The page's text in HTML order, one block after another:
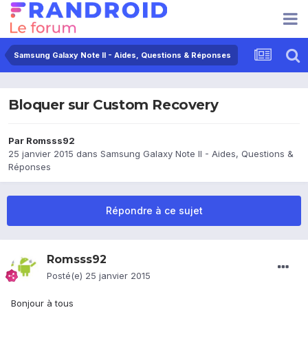
Samsung Galaxy Note II - Aides, Questions & Réponses
Bloquer sur Custom Recovery
Par Romsss92
25 janvier 2015 dans Samsung Galaxy Note II - Aides, Questions &
Réponses
Répondre à ce sujet
Romsss92
Posté(e) 25 janvier 2015
Bonjour à tous